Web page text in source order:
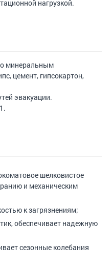
нагрузкой.
минеральным
цемент, гипсокартон,
эвакуации.
шелковистое
и механическим
к загрязнениям;
обеспечивает надежную
сезонные колебания